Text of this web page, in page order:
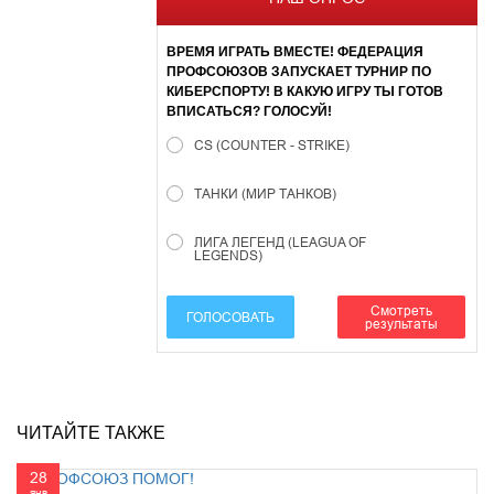
ВРЕМЯ ИГРАТЬ ВМЕСТЕ! ФЕДЕРАЦИЯ
ПРОФСОЮЗОВ ЗАПУСКАЕТ ТУРНИР ПО
КИБЕРСПОРТУ! В КАКУЮ ИГРУ ТЫ ГОТОВ
ВПИСАТЬСЯ? ГОЛОСУЙ!
CS (COUNTER - STRIKE)
ТАНКИ (МИР ТАНКОВ)
ЛИГА ЛЕГЕНД (LEAGUA OF
LEGENDS)
ГОЛОСОВАТЬ
Смотреть
результаты
ЧИТАЙТЕ ТАКЖЕ
28